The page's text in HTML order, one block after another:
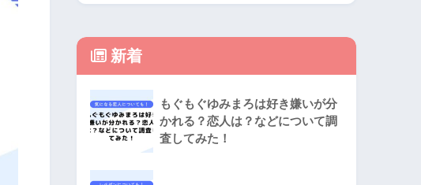
新着
もぐもぐゆみまろは好き嫌いが分
かれる？恋人は？などについて調
査してみた！